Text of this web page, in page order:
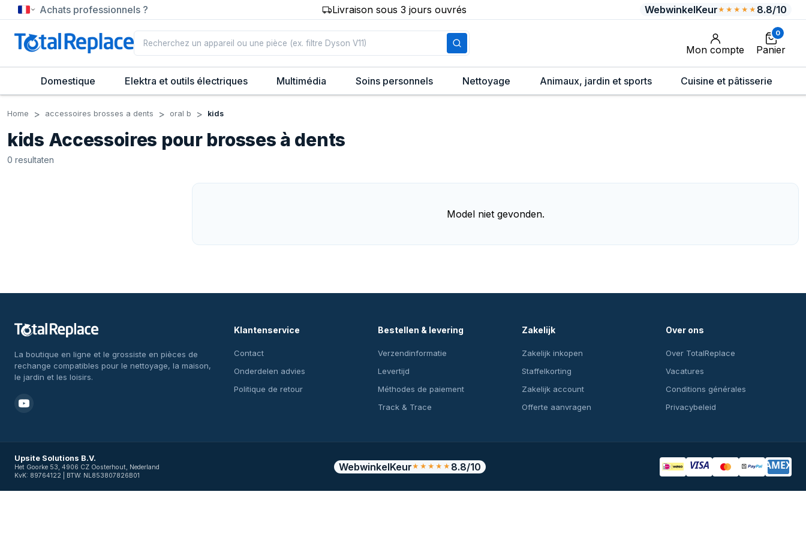
Achats professionnels ? Livraison sous 3 jours ouvrés WebwinkelKeur★★★★★ 8.8/10
Mon compte
0
Panier
Domestique Elektra et outils électriques Multimédia Soins personnels Nettoyage Animaux, jardin et sports Cuisine et pâtisserie
Home accessoires brosses a dents oral b kids
kids Accessoires pour brosses à dents
0 resultaten
Model niet gevonden.
La boutique en ligne et le grossiste en pièces de
rechange compatibles pour le nettoyage, la maison,
le jardin et les loisirs.
Klantenservice
Contact
Onderdelen advies
Politique de retour
Bestellen & levering
Verzendinformatie
Levertijd
Méthodes de paiement
Track & Trace
Zakelijk
Zakelijk inkopen
Staffelkorting
Zakelijk account
Offerte aanvragen
Over ons
Over TotalReplace
Vacatures
Conditions générales
Privacybeleid
Upsite Solutions B.V.
Het Goorke 53, 4906 CZ Oosterhout, Nederland
KvK: 89764122 | BTW: NL853807826B01
WebwinkelKeur★★★★★ 8.8/10 VISA AMEX